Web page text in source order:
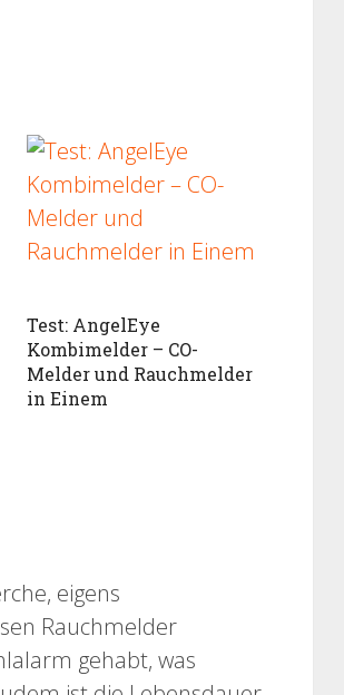
Test: AngelEye
Kombimelder – CO-
Melder und Rauchmelder
in Einem
eigens
Rauchmelder
gehabt, was